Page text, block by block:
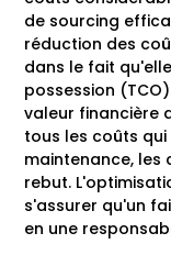
de sourcing
réduction des
dans le fait
possession
valeur financière
tous les coûts
maintenance, les
rebut.
s'assurer qu'un
en une